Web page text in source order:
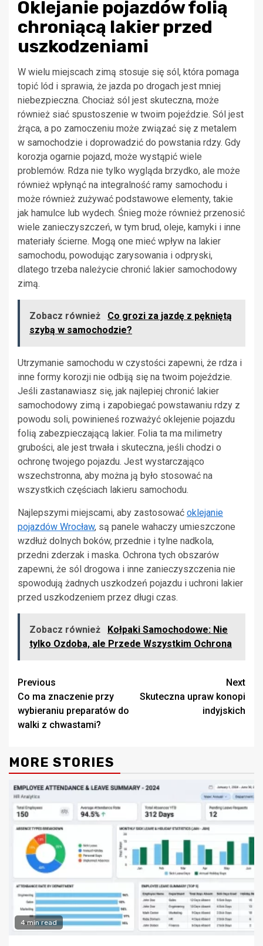
Oklejanie pojazdów folią
chroniącą lakier przed
uszkodzeniami
W wielu miejscach zimą stosuje się sól, która pomaga
topić lód i sprawia, że jazda po drogach jest mniej
niebezpieczna. Chociaż sól jest skuteczna, może
również siać spustoszenie w twoim pojeździe. Sól jest
żrąca, a po zamoczeniu może związać się z metalem
w samochodzie i doprowadzić do powstania rdzy. Gdy
korozja ogarnie pojazd, może wystąpić wiele
problemów. Rdza nie tylko wygląda brzydko, ale może
również wpłynąć na integralność ramy samochodu i
może również zużywać podstawowe elementy, takie
jak hamulce lub wydech. Śnieg może również przenosić
wiele zanieczyszczeń, w tym brud, oleje, kamyki i inne
materiały ścierne. Mogą one mieć wpływ na lakier
samochodu, powodując zarysowania i odpryski,
dlatego trzeba należycie chronić lakier samochodowy
zimą.
Zobacz również
Co grozi za jazdę z pękniętą
szybą w samochodzie?
Utrzymanie samochodu w czystości zapewni, że rdza i
inne formy korozji nie odbiją się na twoim pojeździe.
Jeśli zastanawiasz się, jak najlepiej chronić lakier
samochodowy zimą i zapobiegać powstawaniu rdzy z
powodu soli, powinieneś rozważyć oklejenie pojazdu
folią zabezpieczającą lakier. Folia ta ma milimetry
grubości, ale jest trwała i skuteczna, jeśli chodzi o
ochronę twojego pojazdu. Jest wystarczająco
wszechstronna, aby można ją było stosować na
wszystkich częściach lakieru samochodu.
Najlepszymi miejscami, aby zastosować oklejanie
pojazdów Wrocław, są panele wahaczy umieszczone
wzdłuż dolnych boków, przednie i tylne nadkola,
przedni zderzak i maska. Ochrona tych obszarów
zapewni, że sól drogowa i inne zanieczyszczenia nie
spowodują żadnych uszkodzeń pojazdu i uchroni lakier
przed uszkodzeniem przez długi czas.
Zobacz również
Kołpaki Samochodowe: Nie
tylko Ozdoba, ale Przede Wszystkim Ochrona
Continue
Reading
Previous
Co ma znaczenie przy
wybieraniu preparatów do
walki z chwastami?
Next
Skuteczna upraw konopi
indyjskich
MORE STORIES
4 min read